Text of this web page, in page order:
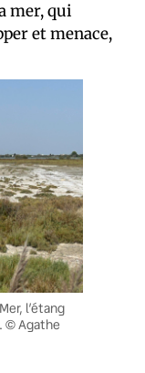
mer, qui
et menace,
l’étang
© Agathe